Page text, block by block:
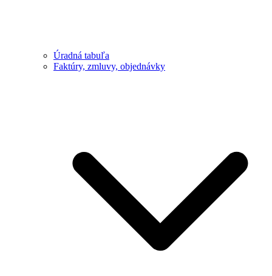
Úradná tabuľa
Faktúry, zmluvy, objednávky